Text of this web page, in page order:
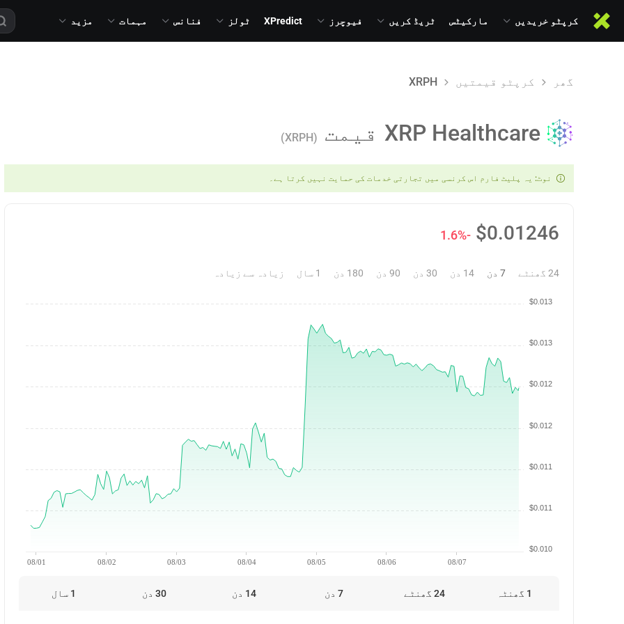
کرپٹو خریدیں مارکیٹس ٹریڈ کریں فیوچرز XPredict ٹولز فنانس مہمات مزید
گھر کرپٹو قیمتیں XRPH
XRP Healthcare قیمت (XRPH)
نوٹ: یہ پلیٹ فارم اس کرنسی میں تجارتی خدمات کی حمایت نہیں کرتا ہے۔
$0.01246
-1.6%
24 گھنٹے 7 دن 14 دن 30 دن 90 دن 180 دن 1 سال زیادہ سے زیادہ
08/01 08/02 08/03 08/04 08/05 08/06 08/07
$0.010
$0.011
$0.011
$0.012
$0.012
$0.013
$0.013
1 گھنٹہ 24 گھنٹے 7 دن 14 دن 30 دن 1 سال